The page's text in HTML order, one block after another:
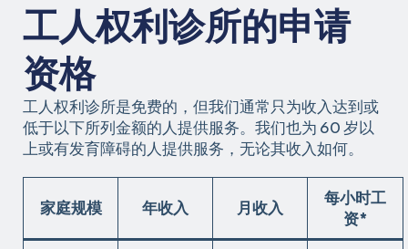
工人权利诊所的申请
资格
工人权利诊所是免费的，但我们通常只为收入达到或
低于以下所列金额的人提供服务。我们也为 60 岁以
上或有发育障碍的人提供服务，无论其收入如何。
家庭规模 年收入 月收入
每小时工
资*